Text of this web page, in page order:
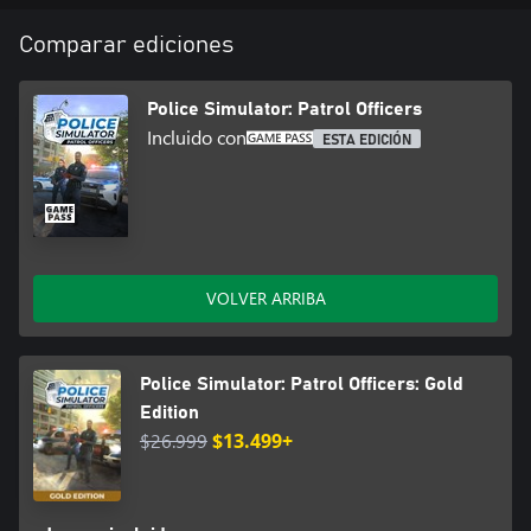
Comparar ediciones
Police Simulator: Patrol Officers
Incluido con ESTA EDICIÓN
VOLVER ARRIBA
Police Simulator: Patrol Officers: Gold
Edition
$26.999$13.499+